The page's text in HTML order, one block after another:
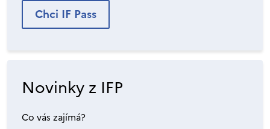
Chci IF Pass
Novinky z IFP
Co vás zajímá?